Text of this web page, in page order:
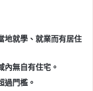
地就學、就業而有居住
內無自有住宅。
過門檻。